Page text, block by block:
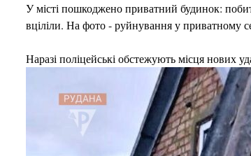
У місті пошкоджено приватний будинок:
вціліли. На фото - руйнування у приватному
Наразі поліцейські обстежують місця нових